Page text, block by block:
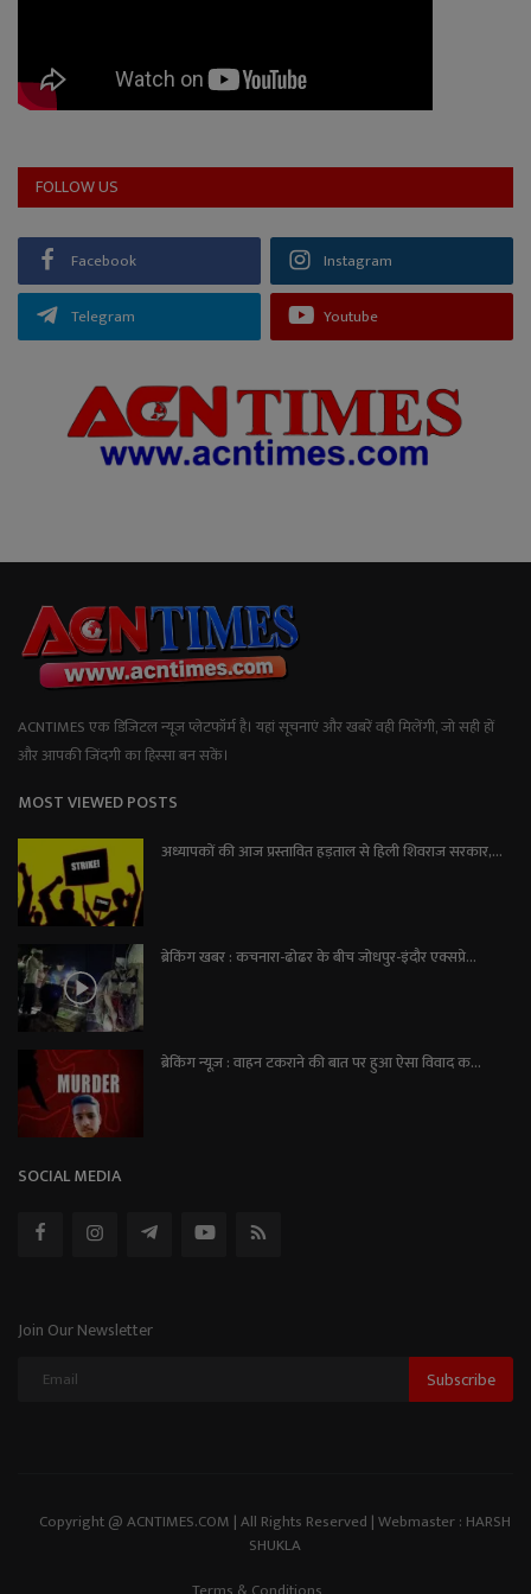
FOLLOW US
Facebook Instagram
Telegram Youtube
ACNTIMES एक डिजिटल न्यूज प्लेटफॉर्म है। यहां सूचनाएं और खबरें वही मिलेंगी, जो सही हों
और आपकी जिंदगी का हिस्सा बन सकें।
MOST VIEWED POSTS
अध्यापकों की आज प्रस्तावित हड़ताल से हिली शिवराज सरकार,...
ब्रेकिंग खबर : कचनारा-ढोढर के बीच जोधपुर-इंदौर एक्सप्रे...
ब्रेकिंग न्यूज़ : वाहन टकराने की बात पर हुआ ऐसा विवाद क...
SOCIAL MEDIA
Join Our Newsletter
Subscribe
Copyright @ ACNTIMES.COM | All Rights Reserved | Webmaster : HARSH
SHUKLA